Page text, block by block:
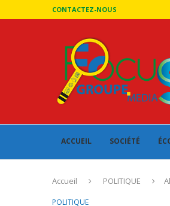
CONTACTEZ-NOUS
ACCUEIL SOCIÉTÉ
Accueil POLITIQUE
POLITIQUE